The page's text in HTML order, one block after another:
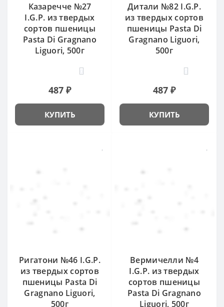
Казаречче №27
I.G.P. из твердых
сортов пшеницы
Pasta Di Gragnano
Liguori, 500г
487 ₽
КУПИТЬ
Дитали №82 I.G.P.
из твердых сортов
пшеницы Pasta Di
Gragnano Liguori,
500г
487 ₽
КУПИТЬ
Ригатони №46 I.G.P.
из твердых сортов
пшеницы Pasta Di
Gragnano Liguori,
500г
Вермичелли №4
I.G.P. из твердых
сортов пшеницы
Pasta Di Gragnano
Liguori, 500г